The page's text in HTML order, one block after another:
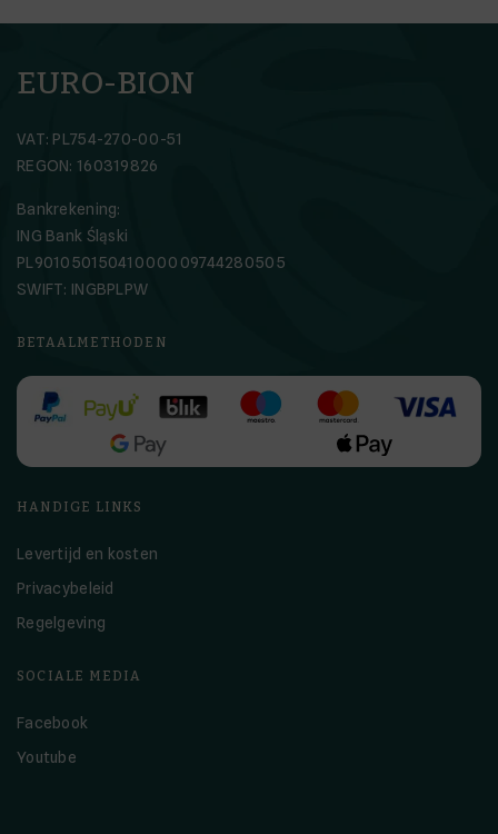
EURO-BION
VAT: PL754-270-00-51
REGON: 160319826
Bankrekening:
ING Bank Śląski
PL90105015041000009744280505
SWIFT: INGBPLPW
BETAALMETHODEN
HANDIGE LINKS
Levertijd en kosten
Privacybeleid
Regelgeving
SOCIALE MEDIA
Facebook
Youtube